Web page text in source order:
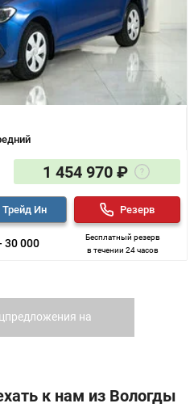
1 454 970 ₽
30 000
Трейд Ин
Бесплатный резерв
в течении 24 часов
Резерв
на
к нам из Вологды